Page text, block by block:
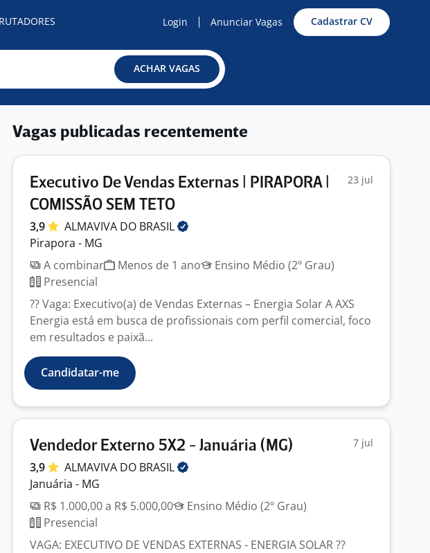
Login Anunciar Vagas Cadastrar CV
ACHAR VAGAS
Vagas publicadas recentemente
Executivo De Vendas Externas | PIRAPORA |
COMISSÃO SEM TETO
23 jul
3,9 ALMAVIVA DO BRASIL
Pirapora - MG
A combinar
Menos de 1 ano
Ensino Médio (2º Grau)
Presencial
?? Vaga: Executivo(a) de Vendas Externas – Energia Solar A AXS
Energia está em busca de profissionais com perfil comercial, foco
em resultados e paixã...
Candidatar-me
Vendedor Externo 5X2 - Januária (MG) 7 jul
3,9 ALMAVIVA DO BRASIL
Januária - MG
R$ 1.000,00 a R$ 5.000,00
Ensino Médio (2º Grau)
Presencial
VAGA: EXECUTIVO DE VENDAS EXTERNAS - ENERGIA SOLAR ??